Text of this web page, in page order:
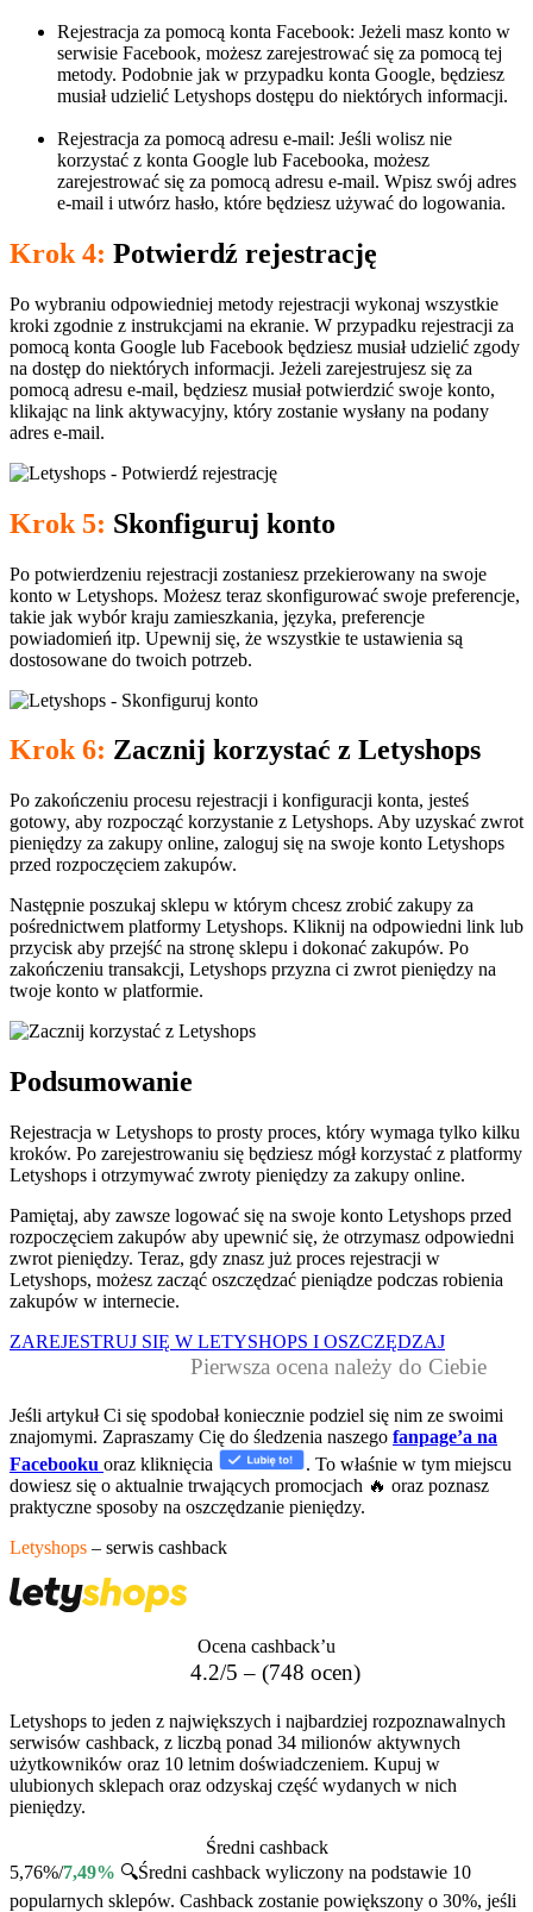
Rejestracja za pomocą konta Facebook: Jeżeli masz konto w
serwisie Facebook, możesz zarejestrować się za pomocą tej
metody. Podobnie jak w przypadku konta Google, będziesz
musiał udzielić Letyshops dostępu do niektórych informacji.
Rejestracja za pomocą adresu e-mail: Jeśli wolisz nie
korzystać z konta Google lub Facebooka, możesz
zarejestrować się za pomocą adresu e-mail. Wpisz swój adres
e-mail i utwórz hasło, które będziesz używać do logowania.
Krok 4: Potwierdź rejestrację
Po wybraniu odpowiedniej metody rejestracji wykonaj wszystkie
kroki zgodnie z instrukcjami na ekranie. W przypadku rejestracji za
pomocą konta Google lub Facebook będziesz musiał udzielić zgody
na dostęp do niektórych informacji. Jeżeli zarejestrujesz się za
pomocą adresu e-mail, będziesz musiał potwierdzić swoje konto,
klikając na link aktywacyjny, który zostanie wysłany na podany
adres e-mail.
Krok 5: Skonfiguruj konto
Po potwierdzeniu rejestracji zostaniesz przekierowany na swoje
konto w Letyshops. Możesz teraz skonfigurować swoje preferencje,
takie jak wybór kraju zamieszkania, języka, preferencje
powiadomień itp. Upewnij się, że wszystkie te ustawienia są
dostosowane do twoich potrzeb.
Krok 6: Zacznij korzystać z Letyshops
Po zakończeniu procesu rejestracji i konfiguracji konta, jesteś
gotowy, aby rozpocząć korzystanie z Letyshops. Aby uzyskać zwrot
pieniędzy za zakupy online, zaloguj się na swoje konto Letyshops
przed rozpoczęciem zakupów.
Następnie poszukaj sklepu w którym chcesz zrobić zakupy za
pośrednictwem platformy Letyshops. Kliknij na odpowiedni link lub
przycisk aby przejść na stronę sklepu i dokonać zakupów. Po
zakończeniu transakcji, Letyshops przyzna ci zwrot pieniędzy na
twoje konto w platformie.
Podsumowanie
Rejestracja w Letyshops to prosty proces, który wymaga tylko kilku
kroków. Po zarejestrowaniu się będziesz mógł korzystać z platformy
Letyshops i otrzymywać zwroty pieniędzy za zakupy online.
Pamiętaj, aby zawsze logować się na swoje konto Letyshops przed
rozpoczęciem zakupów aby upewnić się, że otrzymasz odpowiedni
zwrot pieniędzy. Teraz, gdy znasz już proces rejestracji w
Letyshops, możesz zacząć oszczędzać pieniądze podczas robienia
zakupów w internecie.
ZAREJESTRUJ SIĘ W LETYSHOPS I OSZCZĘDZAJ
Pierwsza ocena należy do Ciebie
Jeśli artykuł Ci się spodobał koniecznie podziel się nim ze swoimi
znajomymi. Zapraszamy Cię do śledzenia naszego fanpage’a na
Facebooku oraz kliknięcia
. To właśnie w tym miejscu
dowiesz się o aktualnie trwających promocjach 🔥 oraz poznasz
praktyczne sposoby na oszczędzanie pieniędzy.
Letyshops – serwis cashback
Ocena cashback’u
4.2/5 – (748 ocen)
Letyshops to jeden z największych i najbardziej rozpoznawalnych
serwisów cashback, z liczbą ponad 34 milionów aktywnych
użytkowników oraz 10 letnim doświadczeniem. Kupuj w
ulubionych sklepach oraz odzyskaj część wydanych w nich
pieniędzy.
Średni cashback
5,76%/7,49% 🔍Średni cashback wyliczony na podstawie 10
popularnych sklepów. Cashback zostanie powiększony o 30%, jeśli